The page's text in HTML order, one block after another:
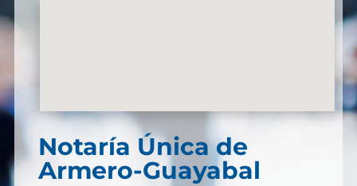
Notaría Única de
Armero-Guayabal